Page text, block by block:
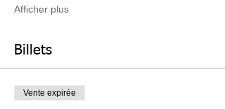
Afficher plus
Billets
Vente expirée